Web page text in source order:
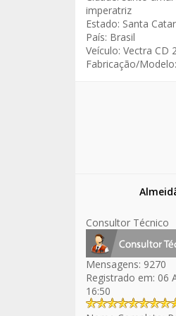
imperatriz
Estado: Santa
País: Brasil
Veículo: Vectra CD
Fabricação/Modelo:
Consultor Técnico
Mensagens: 9270
Registrado em: 06
16:50